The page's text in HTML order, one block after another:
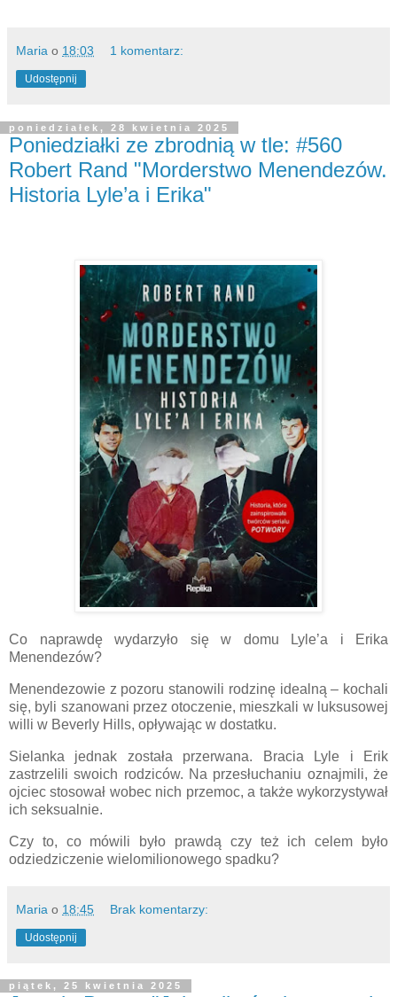
Maria o 18:03 1 komentarz:
Udostępnij
poniedziałek, 28 kwietnia 2025
Poniedziałki ze zbrodnią w tle: #560
Robert Rand "Morderstwo Menendezów.
Historia Lyle’a i Erika"
Co naprawdę wydarzyło się w domu Lyle’a i Erika
Menendezów?
Menendezowie z pozoru stanowili rodzinę idealną – kochali
się, byli szanowani przez otoczenie, mieszkali w luksusowej
willi w Beverly Hills, opływając w dostatku.
Sielanka jednak została przerwana. Bracia Lyle i Erik
zastrzelili swoich rodziców. Na przesłuchaniu oznajmili, że
ojciec stosował wobec nich przemoc, a także wykorzystywał
ich seksualnie.
Czy to, co mówili było prawdą czy też ich celem było
odziedziczenie wielomilionowego spadku?
Maria o 18:45 Brak komentarzy:
Udostępnij
piątek, 25 kwietnia 2025